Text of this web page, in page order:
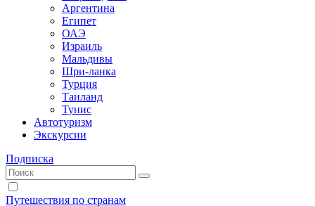
Аргентина
Египет
ОАЭ
Израиль
Мальдивы
Шри-ланка
Турция
Таиланд
Тунис
Автотуризм
Экскурсии
Подписка
Путешествия по странам